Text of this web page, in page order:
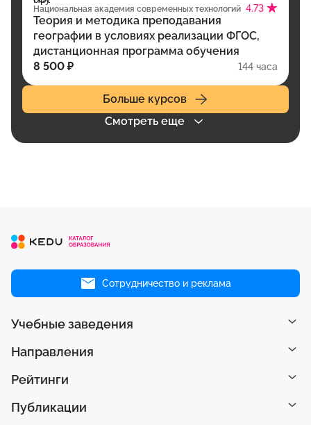
Национальная академия современных технологий 4.73
Теория и методика преподавания
географии в условиях реализации ФГОС,
дистанционная программа обучения
8 500 ₽
144 часа
Больше курсов
Смотреть еще
Сотрудничество и реклама
Учебные заведения
Направления
Рейтинги
Публикации